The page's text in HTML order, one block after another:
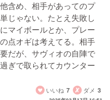
含め、相手があってのプ
じゃない。たとえ失敗し
マイボールとか、プレー
点オギは考えてる。相手
だが、サヴィオの自陣で
ぎで取られてカウンター
いいね 7 ダメ 3